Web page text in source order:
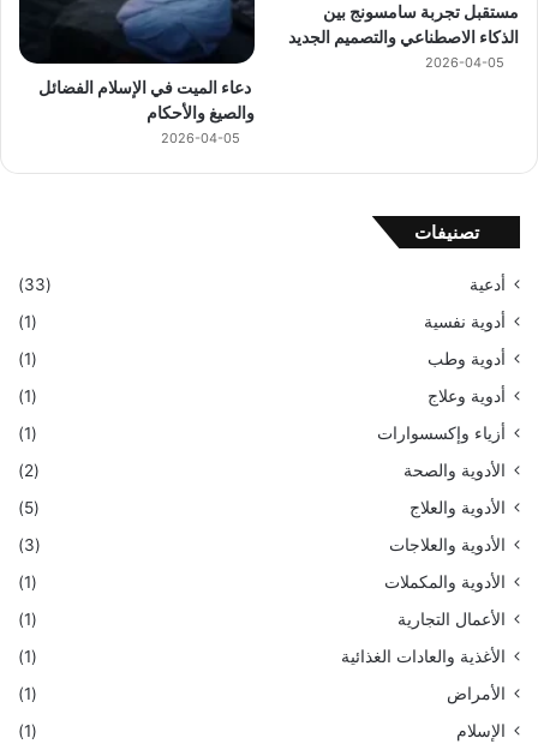
مستقبل تجربة سامسونج بين
الذكاء الاصطناعي والتصميم الجديد
2026-04-05
دعاء الميت في الإسلام الفضائل
والصيغ والأحكام
2026-04-05
تصنيفات
أدعية
(33)
أدوية نفسية
(1)
أدوية وطب
(1)
أدوية وعلاج
(1)
أزياء وإكسسوارات
(1)
الأدوية والصحة
(2)
الأدوية والعلاج
(5)
الأدوية والعلاجات
(3)
الأدوية والمكملات
(1)
الأعمال التجارية
(1)
الأغذية والعادات الغذائية
(1)
الأمراض
(1)
الإسلام
(1)